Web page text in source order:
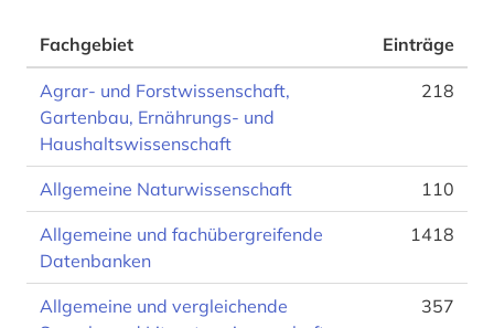
Fachgebiet Einträge
Agrar- und Forstwissenschaft,
Gartenbau, Ernährungs- und
Haushaltswissenschaft
218
Allgemeine Naturwissenschaft 110
Allgemeine und fachübergreifende
Datenbanken
1418
Allgemeine und vergleichende
357